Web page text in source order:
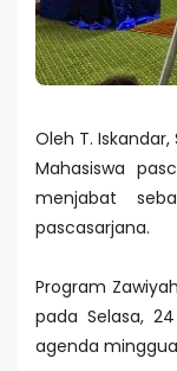
Oleh T. Iskandar,
Mahasiswa
menjabat
pascasarjana.
Program
pada Selasa,
agenda